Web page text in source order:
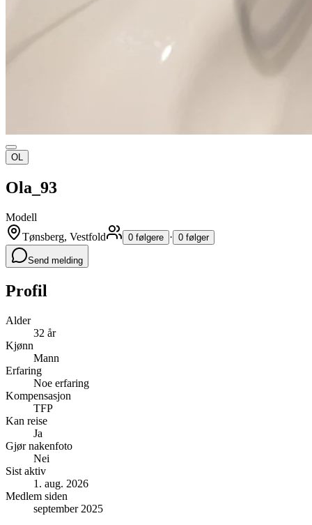
OL
Ola_93
Modell
Tønsberg, Vestfold
0 følgere · 0 følger
Send melding
Profil
Alder
32 år
Kjønn
Mann
Erfaring
Noe erfaring
Kompensasjon
TFP
Kan reise
Ja
Gjør nakenfoto
Nei
Sist aktiv
1. aug. 2026
Medlem siden
september 2025